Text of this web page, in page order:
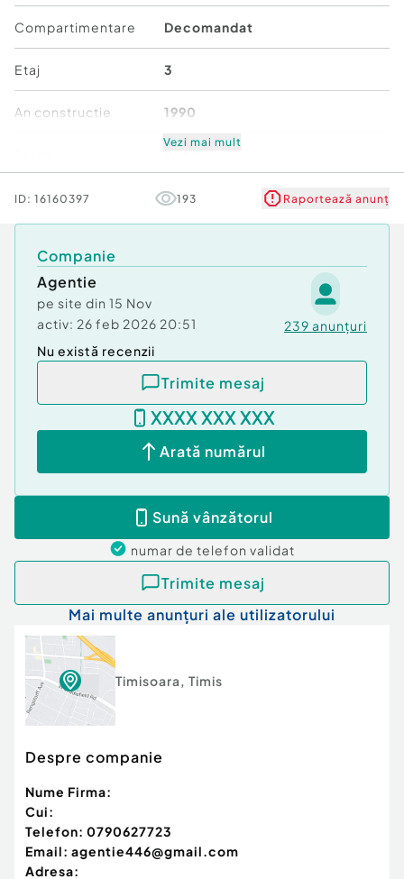
Compartimentare Decomandat
Etaj 3
An constructie 1990
Comfort 1
Vezi mai mult
ID: 16160397 193 Raportează anunț
Companie
Agentie
pe site din 15 Nov
activ: 26 feb 2026 20:51 239 anunțuri
Nu există recenzii
Trimite mesaj
XXXX XXX XXX
Arată numărul
Sună vânzătorul
numar de telefon validat
Trimite mesaj
Mai multe anunțuri ale utilizatorului
Timisoara, Timis
Despre companie
Nume Firma:
Cui:
Telefon: 0790627723
Email: agentie446@gmail.com
Adresa: